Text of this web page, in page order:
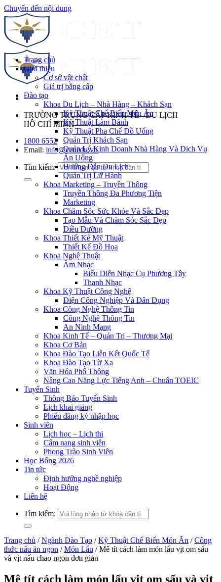
Chuyển đến nội dung
TRƯỜNG TRUNG CẤP KINH TẾ - DU LỊCH
HỒ CHÍ MINH
1800 6552
Email: info@cet.edu.vn
Tìm kiếm:
Trang chủ
Giới thiệu
Cơ sở vật chất
Giá trị bằng cấp
Đào tạo
Khoa Du Lịch – Nhà Hàng – Khách Sạn
Kỹ Thuật Chế Biến Món Ăn
Kỹ Thuật Làm Bánh
Kỹ Thuật Pha Chế Đồ Uống
Quản Trị Khách Sạn
Quản Lý Kinh Doanh Nhà Hàng Và Dịch Vụ
Ăn Uống
Hướng Dẫn Du Lịch
Quản Trị Lữ Hành
Khoa Marketing – Truyền Thông
Truyền Thông Đa Phương Tiện
Marketing
Khoa Chăm Sóc Sức Khỏe Và Sắc Đẹp
Tạo Mẫu Và Chăm Sóc Sắc Đẹp
Điều Dưỡng
Khoa Thiết Kế Mỹ Thuật
Thiết Kế Đồ Họa
Khoa Nghệ Thuật
Âm Nhạc
Biểu Diễn Nhạc Cụ Phương Tây
Thanh Nhạc
Khoa Kỹ Thuật Công Nghệ
Điện Công Nghiệp Và Dân Dụng
Khoa Công Nghệ Thông Tin
Công Nghệ Thông Tin
An Ninh Mạng
Khoa Kinh Tế – Quản Trị – Thương Mại
Khoa Cơ Bản
Khoa Đào Tạo Liên Kết Quốc Tế
Khoa Đào Tạo Từ Xa
Văn Hóa Phổ Thông
Nâng Cao Năng Lực Tiếng Anh – Chuẩn TOEIC
Tuyển Sinh
Thông Báo Tuyển Sinh
Lịch khai giảng
Phiếu đăng ký nhập học
Sinh viên
Lịch học – Lịch thi
Cẩm nang sinh viên
Phong Trào Sinh Viên
Học Bổng 2026
Tin tức
Định hướng nghề nghiệp
Hoạt Động
Liên hệ
Tìm kiếm:
Trang chủ / Ngành Đào Tạo / Kỹ Thuật Chế Biến Món Ăn / Công
thức nấu ăn ngon / Món Lẩu / Mê tít cách làm món lẩu vịt om sấu
và vịt nấu chao ngon đơn giản
Mê tít cách làm món lẩu vịt om sấu và vịt